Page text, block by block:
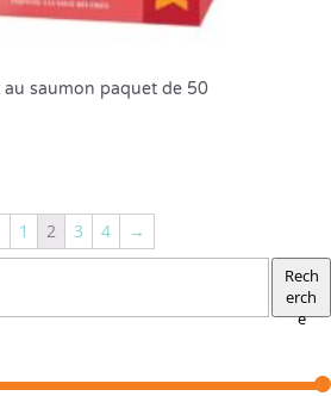
au saumon paquet de 50
1 2 3 4 →
Rech
erch
e